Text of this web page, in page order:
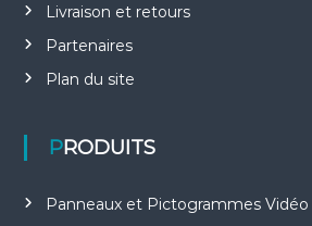
Livraison et retours
Partenaires
Plan du site
PRODUITS
Panneaux et Pictogrammes Vidéo